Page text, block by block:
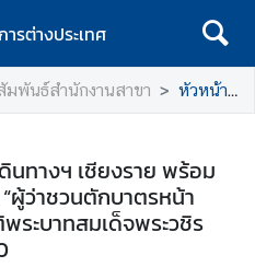
รต่างประเทศ
มพันธ์สำนักงานสาขา หัวหน้าสำนักงานหนังสือเดินทางฯ เชียงราย พร้อมเจ้าหน้าที่เข้าร่วมกิจกรรม “ผู้ว่าชวนตักบาตรหน้าจวน” เพื่อเฉลิมพระเกียรติพระบาทสมเด็จพระวชิรเกล้าเจ้าอยู่หัว รัชกาลที่ 10
นทางฯ เชียงราย พร้อม
ผู้ว่าชวนตักบาตรหน้า
ระบาทสมเด็จพระวชิร